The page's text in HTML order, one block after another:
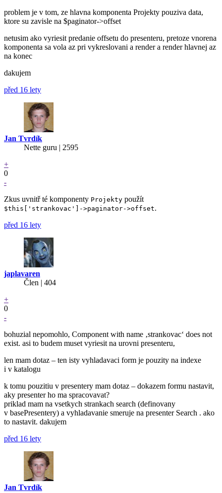
problem je v tom, ze hlavna komponenta Projekty pouziva data,
ktore su zavisle na $paginator->offset
netusim ako vyriesit predanie offsetu do presenteru, pretoze vnorena
komponenta sa vola az pri vykreslovani a render a render hlavnej az
na konec
dakujem
před 16 lety
Jan Tvrdík
Nette guru | 2595
+
0
-
Zkus uvnitř té komponenty Projekty použít
$this['strankovac']->paginator->offset.
před 16 lety
japlavaren
Člen | 404
+
0
-
bohuzial nepomohlo, Component with name ‚strankovac‘ does not
exist. asi to budem muset vyriesit na urovni presenteru,
len mam dotaz – ten isty vyhladavaci form je pouzity na indexe
i v katalogu
k tomu pouzitiu v presentery mam dotaz – dokazem formu nastavit,
aky presenter ho ma spracovavat?
priklad mam na vsetkych strankach search (definovany
v basePresentery) a vyhladavanie smeruje na presenter Search . ako
to nastavit. dakujem
před 16 lety
Jan Tvrdík